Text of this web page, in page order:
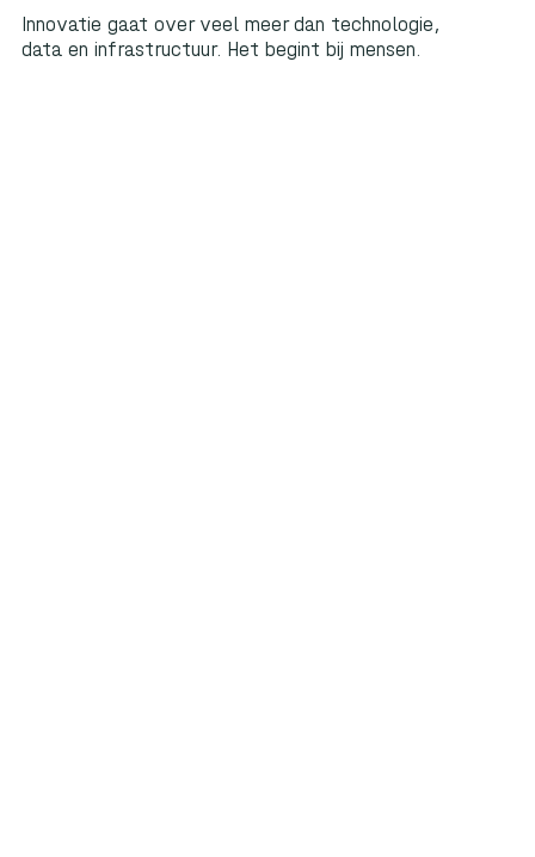
Innovatie gaat over veel meer dan technologie,
data en infrastructuur. Het begint bij mensen.